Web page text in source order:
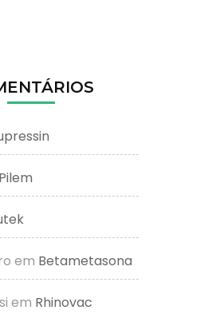
Pilem
em Betametasona
em Rhinovac